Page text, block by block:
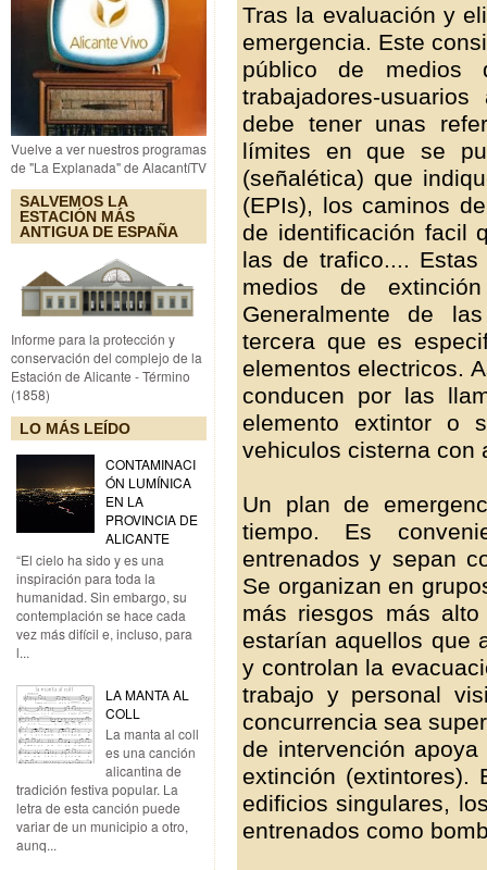
Vuelve a ver nuestros programas
de "La Explanada" de AlacantíTV
SALVEMOS LA
ESTACIÓN MÁS
ANTIGUA DE ESPAÑA
Informe para la protección y
conservación del complejo de la
Estación de Alicante - Término
(1858)
LO MÁS LEÍDO
CONTAMINACI
ÓN LUMÍNICA
EN LA
PROVINCIA DE
ALICANTE
“El cielo ha sido y es una
inspiración para toda la
humanidad. Sin embargo, su
contemplación se hace cada
vez más difícil e, incluso, para
l...
LA MANTA AL
COLL
La manta al coll
es una canción
alicantina de
tradición festiva popular. La
letra de esta canción puede
variar de un municipio a otro,
aunq...
Tras la evaluación y
emergencia. Este
público de medios
trabajadores-
debe tener unas
límites en que se
(señalética) que
(EPIs), los caminos
de identificación facil
las de trafico....
medios de
Generalmente de
tercera que es
elementos electricos.
conducen por las
elemento extintor o
vehiculos cisterna con
Un plan de
tiempo. Es
entrenados y sepan
Se organizan en
más riesgos más
estarían aquellos que
y controlan la
trabajo y personal
concurrencia sea
de intervención
extinción (extintores).
edificios singulares,
entrenados como